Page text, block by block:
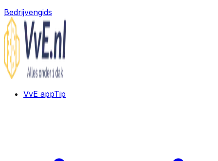
Bedrijvengids
VvE appTip